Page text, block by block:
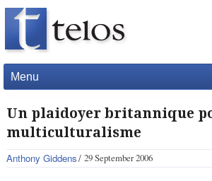
Menu
Un plaidoyer britannique
multiculturalisme
Anthony Giddens 29 September 2006